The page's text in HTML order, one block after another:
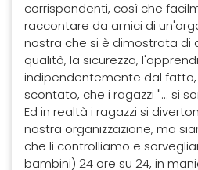
corrispondenti, così che
raccontare da amici di
nostra che si è dimostrata di
qualità, la sicurezza,
indipendentemente dal
scontato, che i ragazzi "... si
Ed in realtà i ragazzi si
nostra organizzazione, ma
che li controlliamo e
bambini) 24 ore su 24, in